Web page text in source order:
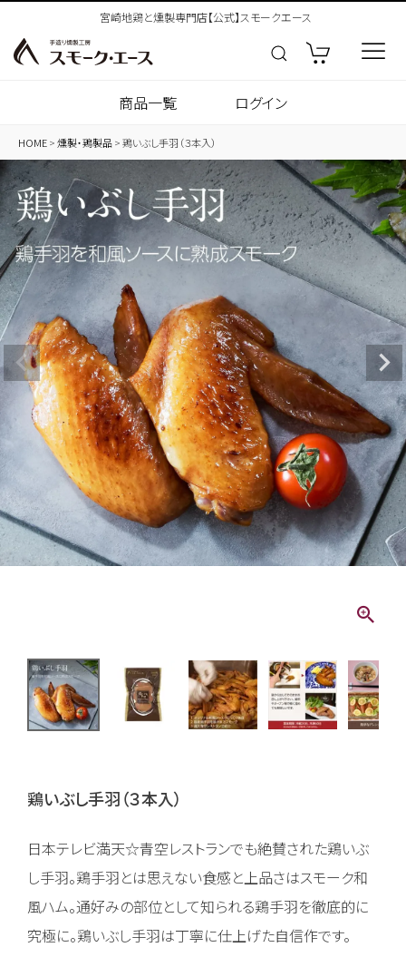
宮崎地鶏と燻製専門店【公式】スモークエース
商品一覧 ログイン
HOME 燻製・鶏製品 鶏いぶし手羽（３本入）
鶏いぶし手羽（３本入）
日本テレビ満天☆青空レストランでも絶賛された鶏いぶ
し手羽。鶏手羽とは思えない食感と上品さはスモーク和
風ハム。通好みの部位として知られる鶏手羽を徹底的に
究極に。鶏いぶし手羽は丁寧に仕上げた自信作です。